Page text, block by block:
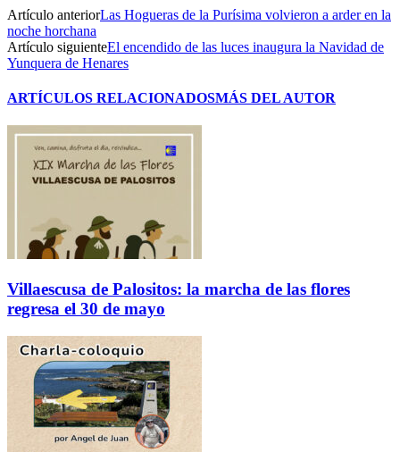
Artículo anteriorLas Hogueras de la Purísima volvieron a arder en la
noche horchana
Artículo siguienteEl encendido de las luces inaugura la Navidad de
Yunquera de Henares
ARTÍCULOS RELACIONADOSMÁS DEL AUTOR
Villaescusa de Palositos: la marcha de las flores
regresa el 30 de mayo